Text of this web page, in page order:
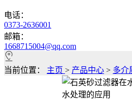
电话：
0373-2636001
邮箱：
1668715004@qq.com
当前位置： 主页 > 产品中心 > 多介